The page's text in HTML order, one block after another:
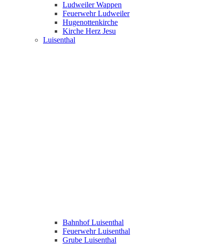
Ludweiler Wappen
Feuerwehr Ludweiler
Hugenottenkirche
Kirche Herz Jesu
Luisenthal
Bahnhof Luisenthal
Feuerwehr Luisenthal
Grube Luisenthal